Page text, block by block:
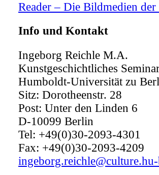
Reader – Die Bildmedien
Info und Kontakt
Ingeborg Reichle M.A.
Kunstgeschichtliches
Humboldt-Universität zu
Sitz: Dorotheenstr. 28
Post: Unter den Linden 6
D-10099 Berlin
Tel: +49(0)30-2093-4301
Fax: +49(0)30-2093-4209